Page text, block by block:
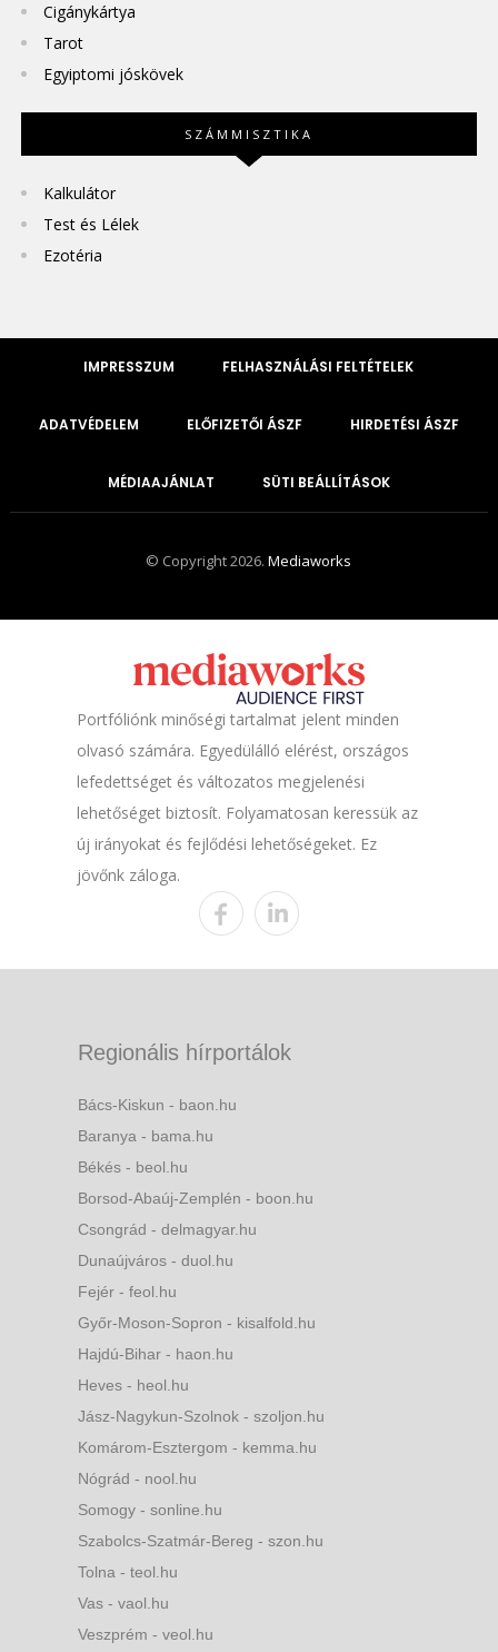
Cigánykártya
Tarot
Egyiptomi jóskövek
SZÁMMISZTIKA
Kalkulátor
Test és Lélek
Ezotéria
IMPRESSZUM FELHASZNÁLÁSI FELTÉTELEK
ADATVÉDELEM ELŐFIZETŐI ÁSZF HIRDETÉSI ÁSZF
MÉDIAAJÁNLAT SÜTI BEÁLLÍTÁSOK
© Copyright 2026.Mediaworks
Portfóliónk minőségi tartalmat jelent minden
olvasó számára. Egyedülálló elérést, országos
lefedettséget és változatos megjelenési
lehetőséget biztosít. Folyamatosan keressük az
új irányokat és fejlődési lehetőségeket. Ez
jövőnk záloga.
Regionális hírportálok
Bács-Kiskun - baon.hu
Baranya - bama.hu
Békés - beol.hu
Borsod-Abaúj-Zemplén - boon.hu
Csongrád - delmagyar.hu
Dunaújváros - duol.hu
Fejér - feol.hu
Győr-Moson-Sopron - kisalfold.hu
Hajdú-Bihar - haon.hu
Heves - heol.hu
Jász-Nagykun-Szolnok - szoljon.hu
Komárom-Esztergom - kemma.hu
Nógrád - nool.hu
Somogy - sonline.hu
Szabolcs-Szatmár-Bereg - szon.hu
Tolna - teol.hu
Vas - vaol.hu
Veszprém - veol.hu